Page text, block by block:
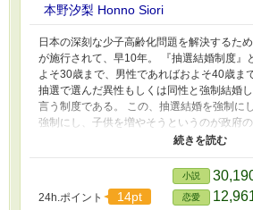
本野汐梨 Honno Siori
日本の深刻な少子高齢化問題を解決するた
が施行されて、早10年。 『抽選結婚制度』
よそ30歳まで、男性であればおよそ40歳ま
抽選で選んだ異性もしくは同性と強制結婚
言う制度である。 この、抽選結婚を強制に
強制にし、子供を増やそうというのが政府
批判が多かったが、初年度から成果を上げ
っていた。 人間関係に疲れて、都会を離れ
平 なつみ）は、周囲に結婚相手になりそう
気がつけば30歳目前。 本当は、面倒なこと
24h.ポイント 14pt
小説
恋愛